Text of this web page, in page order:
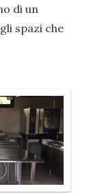
di un
spazi che